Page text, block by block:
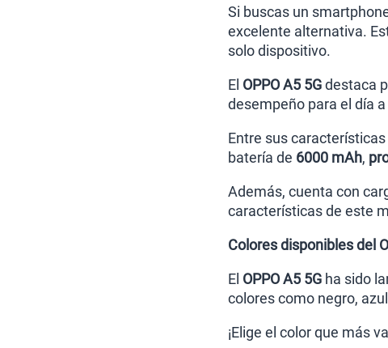
Si buscas un
excelente alternativa.
solo dispositivo.
El OPPO A5 5Gdestaca
desempeño para el día
Entre sus
batería de 6000 mAh,
Además, cuenta con
características de este
Colores disponibles del
El OPPO A5 5G ha sido
colores como negro,
¡Elige el color que más